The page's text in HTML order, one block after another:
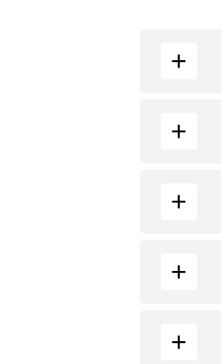
+
+
+
+
+